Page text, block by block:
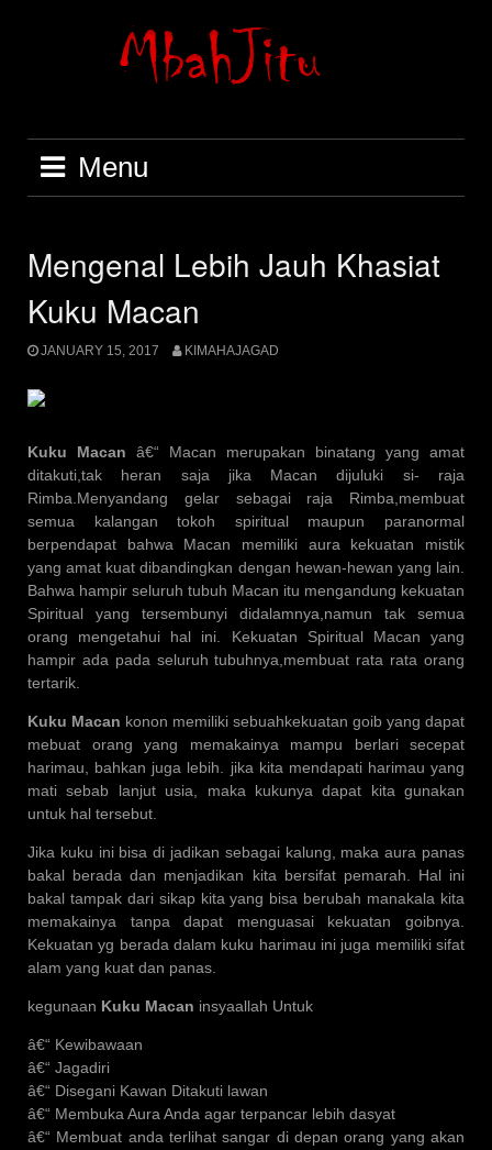
Menu
Mengenal Lebih Jauh Khasiat
Kuku Macan
JANUARY 15, 2017 KIMAHAJAGAD
Kuku Macan â€“ Macan merupakan binatang yang amat
ditakuti,tak heran saja jika Macan dijuluki si- raja
Rimba.Menyandang gelar sebagai raja Rimba,membuat
semua kalangan tokoh spiritual maupun paranormal
berpendapat bahwa Macan memiliki aura kekuatan mistik
yang amat kuat dibandingkan dengan hewan-hewan yang lain.
Bahwa hampir seluruh tubuh Macan itu mengandung kekuatan
Spiritual yang tersembunyi didalamnya,namun tak semua
orang mengetahui hal ini. Kekuatan Spiritual Macan yang
hampir ada pada seluruh tubuhnya,membuat rata rata orang
tertarik.
Kuku Macan konon memiliki sebuahkekuatan goib yang dapat
mebuat orang yang memakainya mampu berlari secepat
harimau, bahkan juga lebih. jika kita mendapati harimau yang
mati sebab lanjut usia, maka kukunya dapat kita gunakan
untuk hal tersebut.
Jika kuku ini bisa di jadikan sebagai kalung, maka aura panas
bakal berada dan menjadikan kita bersifat pemarah. Hal ini
bakal tampak dari sikap kita yang bisa berubah manakala kita
memakainya tanpa dapat menguasai kekuatan goibnya.
Kekuatan yg berada dalam kuku harimau ini juga memiliki sifat
alam yang kuat dan panas.
kegunaan Kuku Macan insyaallah Untuk
â€“ Kewibawaan
â€“ Jagadiri
â€“ Disegani Kawan Ditakuti lawan
â€“ Membuka Aura Anda agar terpancar lebih dasyat
â€“ Membuat anda terlihat sangar di depan orang yang akan